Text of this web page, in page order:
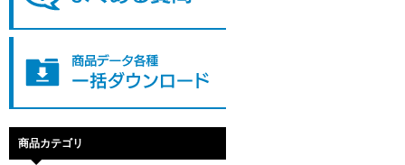
商品カテゴリ